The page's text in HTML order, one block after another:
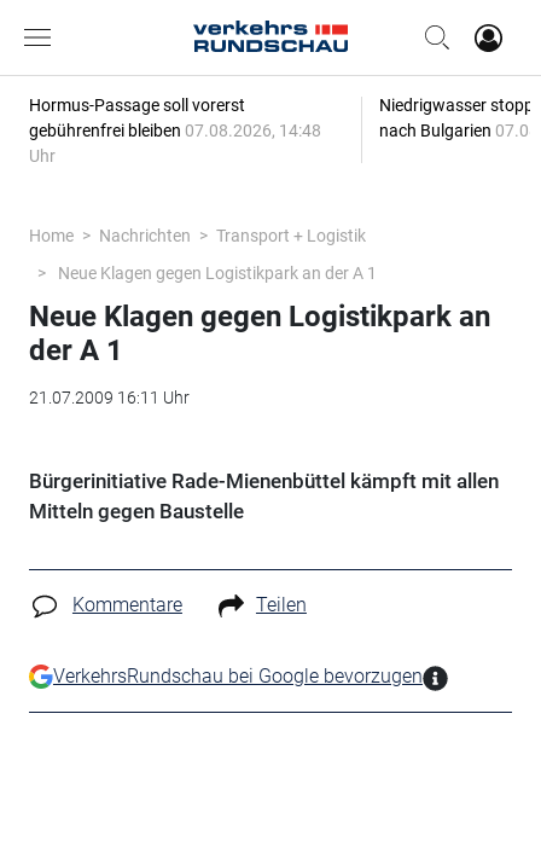
Hormus-Passage soll vorerst
gebührenfrei bleiben 07.08.2026, 14:48
Uhr
Niedrigwasser
nach Bulgarien
Home Nachrichten
Transport + Logistik
Neue Klagen gegen Logistikpark an der A 1
Neue Klagen gegen Logistikpark an
der A 1
21.07.2009 16:11 Uhr
Bürgerinitiative Rade-Mienenbüttel kämpft mit allen
Mitteln gegen Baustelle
Kommentare Teilen
VerkehrsRundschau bei Google bevorzugen